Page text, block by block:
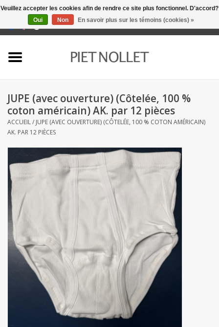
0 Articles - €0,00
serviettes
literie
napery
linge de cuisine
chaussettes
mouchoirs
pull-over
Maison et vêtements de
JUPE (avec ouverture) (Côtelée, 100 %
coton américain) AK. par 12 pièces
ACCUEIL/ JUPE (AVEC OUVERTURE) (CÔTELÉE, 100 % COTON AMÉRICAIN)
AK. PAR 12 PIÈCES
Veuillez accepter les cookies afin de rendre ce site plus fonctionnel. D'accord?
Oui
Non En savoir plus sur les témoins (cookies) »